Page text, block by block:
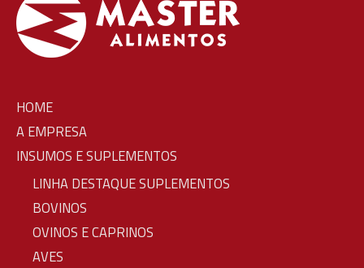
HOME
A EMPRESA
INSUMOS E SUPLEMENTOS
LINHA DESTAQUE SUPLEMENTOS
BOVINOS
OVINOS E CAPRINOS
AVES